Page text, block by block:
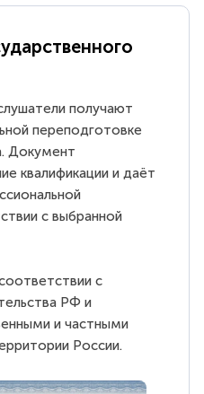
получают
переподготовке
Документ
квалификации и даёт
с выбранной
с
РФ и
и частными
России.